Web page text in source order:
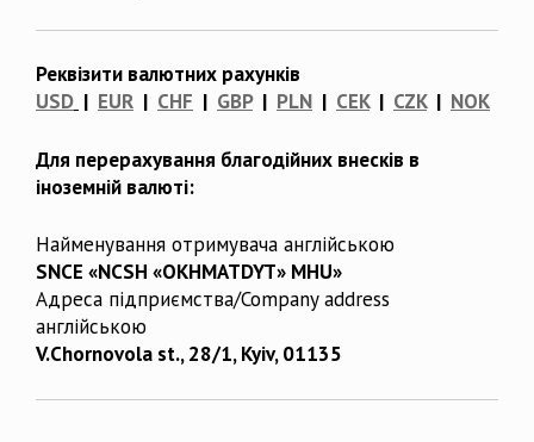
Реквізити валютних рахунків
USD | EUR | CHF | GBP| PLN | CEK| CZK| NOK
Для перерахування благодійних внесків в
іноземній валюті:
Найменування отримувача англійською
SNCE «NCSH «OKHMATDYT» MHU»
Адреса підприємства/Company address
англійською
V.Chornovola st., 28/1, Kyiv, 01135